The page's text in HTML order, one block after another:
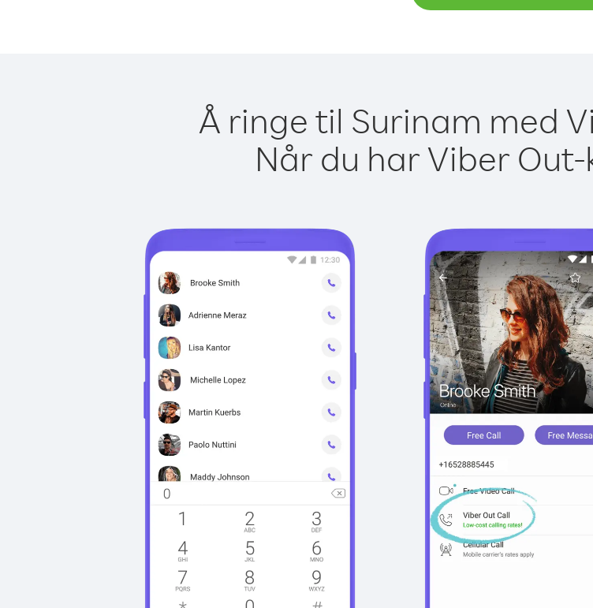
Å ringe til Surinam med
Når du har Viber